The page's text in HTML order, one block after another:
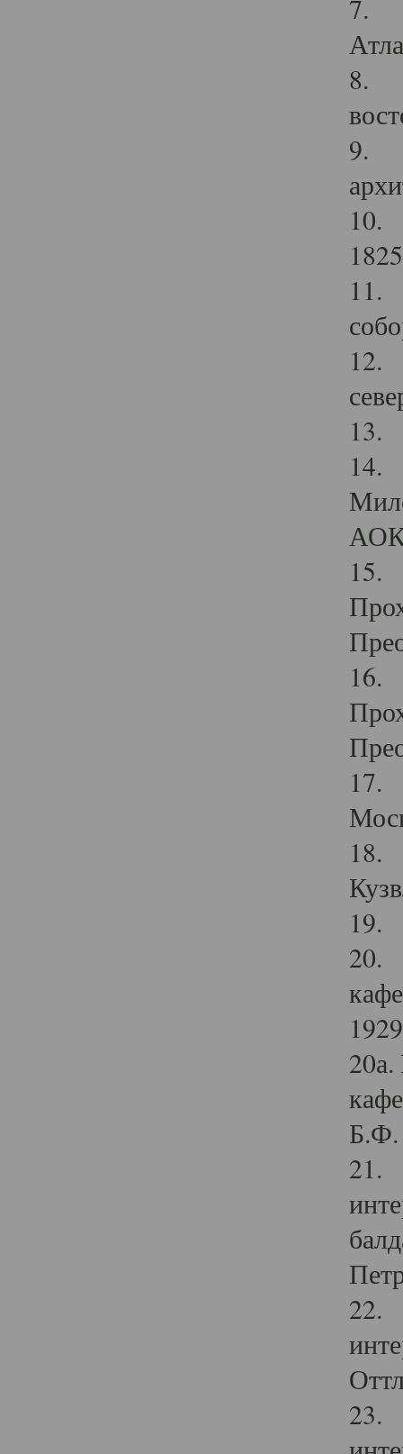
7.
8.
9.
10.
11.
12.
13.
14.
15.
16.
17.
18.
19.
20.
Б.Ф.
21.
22.
23.